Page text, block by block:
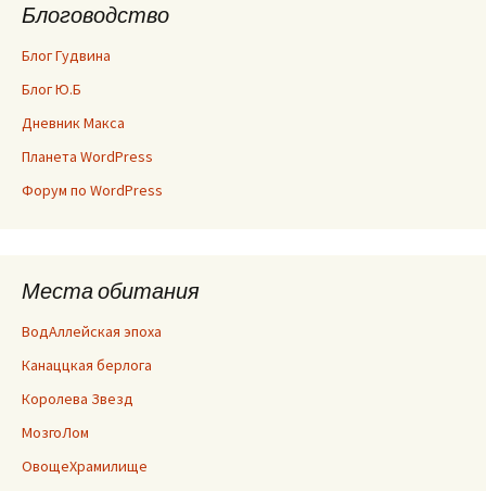
Блоговодство
Блог Гудвина
Блог Ю.Б
Дневник Макса
Планета WordPress
Форум по WordPress
Места обитания
ВодАллейская эпоха
Канаццкая берлога
Королева Звезд
МозгоЛом
ОвощеХрамилище